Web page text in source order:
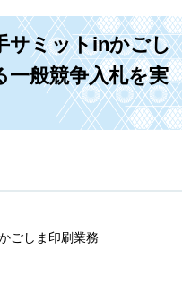
サミットinかごし
一般競争入札を実
ごしま印刷業務